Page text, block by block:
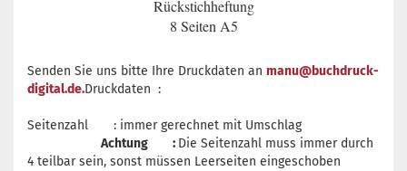
Rückstichheftung
8 Seiten A5
Senden Sie uns bitte Ihre Druckdaten an manu@buchdruck-
digital.de.Druckdaten :
Seitenzahl : immer gerechnet mit Umschlag
Achtung : Die Seitenzahl muss immer durch
4 teilbar sein, sonst müssen Leerseiten eingeschoben